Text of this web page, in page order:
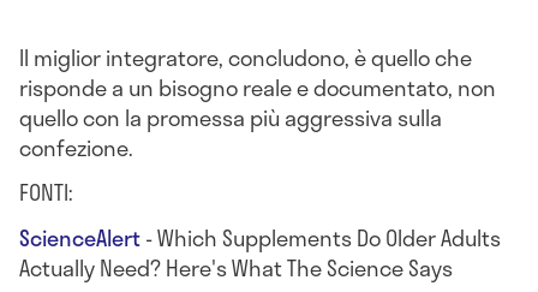
Il miglior integratore, concludono, è quello che
risponde a un bisogno reale e documentato, non
quello con la promessa più aggressiva sulla
confezione.
FONTI:
ScienceAlert- Which Supplements Do Older Adults
Actually Need? Here's What The Science Says